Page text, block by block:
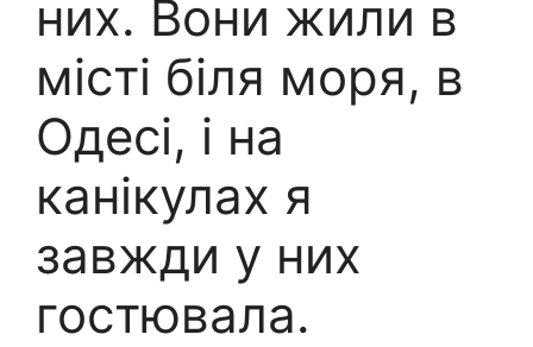
них. Вони жили в
місті біля моря, в
Одесі, і на
канікулах я
завжди у них
гостювала.